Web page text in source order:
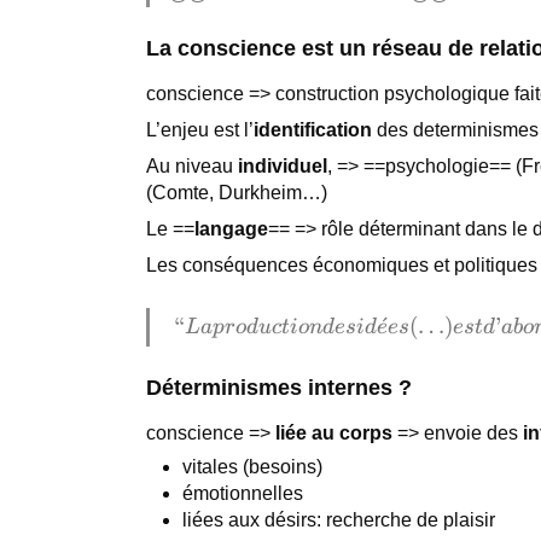
La conscience est un réseau de
conscience => construction psychologique
L’enjeu est l’identification des determinismes
Au niveau individuel , => ==psychologie==
(Comte, Durkheim…)
Le == langage== => rôle déterminant dans le
Les conséquences économiques et
“La
des idées
d’abord et
intimement
liée à
l’activité
“Laproductiondeside
ˊes(…)estd’ab
Déterminismes internes ?
conscience => liée au corps => envoie des
vitales (besoins)
émotionnelles
liées aux désirs: recherche de plaisir